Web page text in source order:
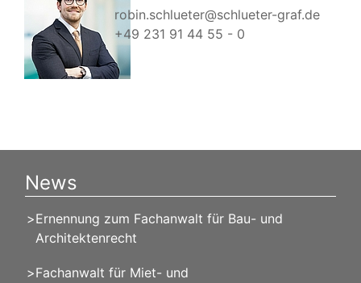
robin.schlueter@schlueter-graf.de
+49 231 91 44 55 - 0
News
Ernennung zum Fachanwalt für Bau- und
Architektenrecht
Fachanwalt für Miet- und